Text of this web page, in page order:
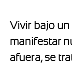
Vivir bajo un
manifestar
afuera, se